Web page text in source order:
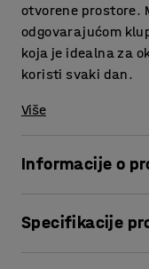
otvorene prostore.
odgovarajućom
koja je idealna za
koristi svaki dan.
Više
Informacije o
stolicama ili
Specifikacije